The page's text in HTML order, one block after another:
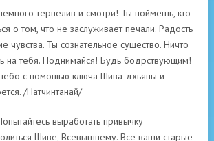
терпелив и смотри! Ты поймешь, кто
о том, что не заслуживает печали. Радость
чувства. Ты сознательное существо. Ничто
на тебя. Поднимайся! Будь бодрствующим!
с помощью ключа Шива-дхьяны и
/Натчинтанай/
выработать привычку
Шиве, Всевышнему. Все ваши старые